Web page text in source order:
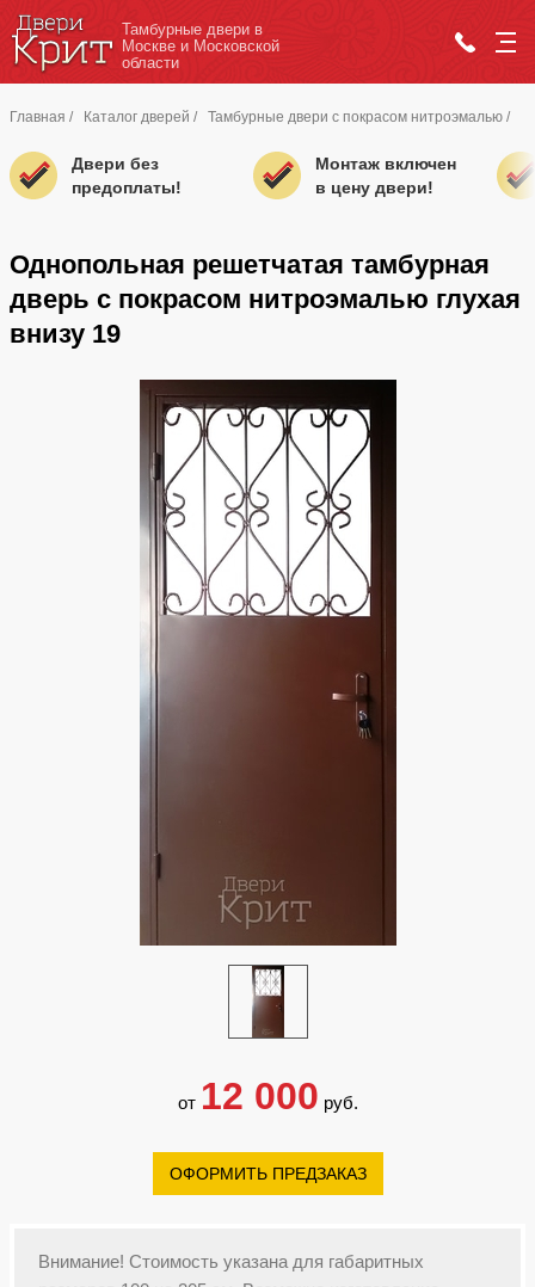
Тамбурные двери в
Москве и Московской
области
Главная / Каталог дверей / Тамбурные двери с покрасом нитроэмалью /
Двери без
предоплаты!
Монтаж включен
в цену двери!
Однопольная решетчатая тамбурная
дверь с покрасом нитроэмалью глухая
внизу 19
от 12 000 руб.
ОФОРМИТЬ ПРЕДЗАКАЗ
Внимание! Стоимость указана для габаритных